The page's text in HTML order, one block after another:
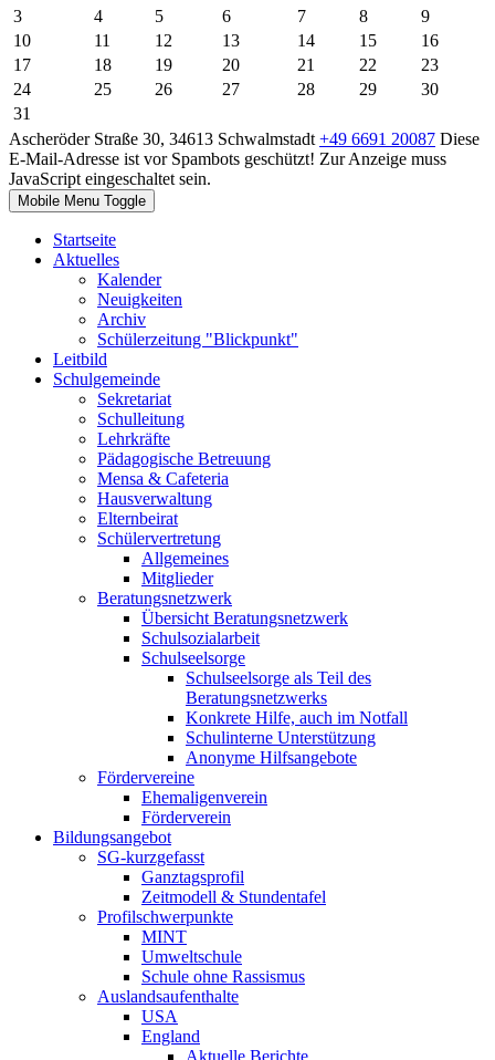
3
4 5 6 7 8
9
10
11 12 13 14 15
16
17
18 19 20 21 22
23
24
25 26 27 28 29
30
31
Ascheröder Straße 30, 34613 Schwalmstadt +49 6691 20087 Diese
E-Mail-Adresse ist vor Spambots geschützt! Zur Anzeige muss
JavaScript eingeschaltet sein.
Mobile Menu Toggle
Startseite
Aktuelles
Kalender
Neuigkeiten
Archiv
Schülerzeitung "Blickpunkt"
Leitbild
Schulgemeinde
Sekretariat
Schulleitung
Lehrkräfte
Pädagogische Betreuung
Mensa & Cafeteria
Hausverwaltung
Elternbeirat
Schülervertretung
Allgemeines
Mitglieder
Beratungsnetzwerk
Übersicht Beratungsnetzwerk
Schulsozialarbeit
Schulseelsorge
Schulseelsorge als Teil des
Beratungsnetzwerks
Konkrete Hilfe, auch im Notfall
Schulinterne Unterstützung
Anonyme Hilfsangebote
Fördervereine
Ehemaligenverein
Förderverein
Bildungsangebot
SG-kurzgefasst
Ganztagsprofil
Zeitmodell & Stundentafel
Profilschwerpunkte
MINT
Umweltschule
Schule ohne Rassismus
Auslandsaufenthalte
USA
England
Aktuelle Berichte